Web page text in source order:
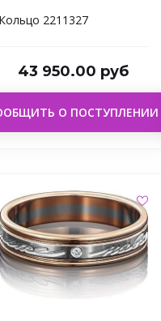
Кольцо 2211327
43 950.00 руб
О ПОСТУПЛЕНИИ